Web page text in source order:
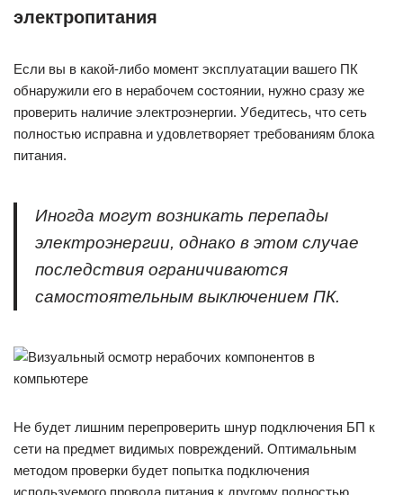
электропитания
Если вы в какой-либо момент эксплуатации вашего ПК
обнаружили его в нерабочем состоянии, нужно сразу же
проверить наличие электроэнергии. Убедитесь, что сеть
полностью исправна и удовлетворяет требованиям блока
питания.
Иногда могут возникать перепады
электроэнергии, однако в этом случае
последствия ограничиваются
самостоятельным выключением ПК.
Не будет лишним перепроверить шнур подключения БП к
сети на предмет видимых повреждений. Оптимальным
методом проверки будет попытка подключения